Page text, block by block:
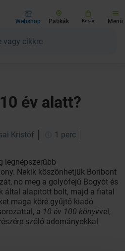
Webshop Patikák Kosár Menü
év alatt?
Kristóf
1 perc
legnépszerűbb
Nekik köszönhetjük Boribont
no meg a golyófejű Bogyót és
által alapított bolt, majd a fiatal
maga köré gyűjtő kiadó
a 10 év 100 könyvvel,
szóló adományokkal